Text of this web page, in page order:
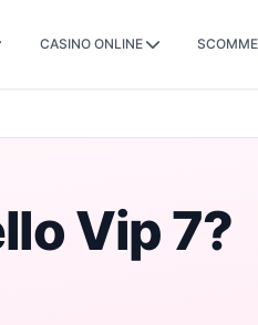
CASINO ONLINE
Vip 7?